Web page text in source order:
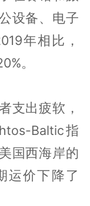
设备、电子
年相比，
。
支出疲软，
Baltic指
国西海岸的
运价下降了